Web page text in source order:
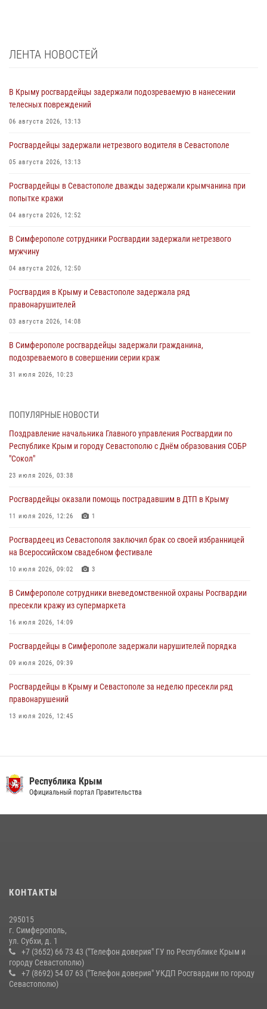
ЛЕНТА НОВОСТЕЙ
В Крыму росгвардейцы задержали подозреваемую в нанесении
телесных повреждений
06 августа 2026, 13:13
Росгвардейцы задержали нетрезвого водителя в Севастополе
05 августа 2026, 13:13
Росгвардейцы в Севастополе дважды задержали крымчанина при
попытке кражи
04 августа 2026, 12:52
В Симферополе сотрудники Росгвардии задержали нетрезвого
мужчину
04 августа 2026, 12:50
Росгвардия в Крыму и Севастополе задержала ряд
правонарушителей
03 августа 2026, 14:08
В Симферополе росгвардейцы задержали гражданина,
подозреваемого в совершении серии краж
31 июля 2026, 10:23
объекте в Севастополе
Росгвардейцы Севастополя пресекли противоправные действия на
охраняемом объекте
29 июля 2026, 12:34
Росгвардейцы Крыма и Севастополя отметили День Крещения Руси
28 июля 2026, 14:18
В Симферополе сотрудники Росгвардии задержали подозреваемого
в краже из гипермаркета
24 июля 2026, 12:21
ПОПУЛЯРНЫЕ НОВОСТИ
Поздравление начальника Главного управления Росгвардии по
Республике Крым и городу Севастополю с Днём образования СОБР
"Сокол"
23 июля 2026, 03:38
Росгвардейцы оказали помощь пострадавшим в ДТП в Крыму
11 июля 2026, 12:26 1
Росгвардеец из Севастополя заключил брак со своей избранницей
на Всероссийском свадебном фестивале
10 июля 2026, 09:02 3
В Симферополе сотрудники вневедомственной охраны Росгвардии
пресекли кражу из супермаркета
16 июля 2026, 14:09
Росгвардейцы в Симферополе задержали нарушителей порядка
09 июля 2026, 09:39
Росгвардейцы в Крыму и Севастополе за неделю пресекли ряд
правонарушений
13 июля 2026, 12:45
21 июля 2026, 13:18
Росгвардия в Крыму и Севастополе задержала ряд
правонарушителей
10 июля 2026, 15:10
Республика Крым
Официальный портал Правительства
КОНТАКТЫ
295015
г. Симферополь,
ул. Субхи, д. 1
+7 (3652) 66 73 43 ("Телефон доверия" ГУ по Республике Крым и
городу Севастополю)
+7 (8692) 54 07 63 ("Телефон доверия" УКДП Росгвардии по городу
Севастополю)